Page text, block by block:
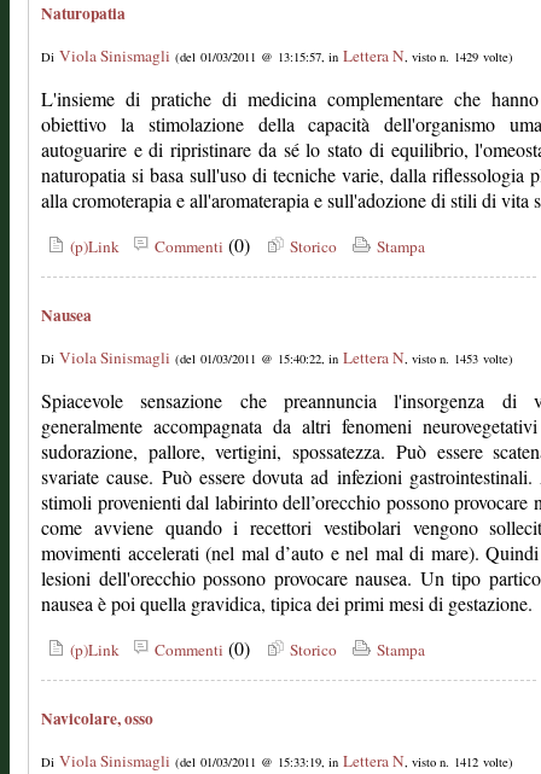
Naturopatia
Di Viola Sinismagli (del 01/03/2011 @ 13:15:57, in Lettera N, visto n. 1429 volte)
L'insieme di pratiche di medicina complementare che
obiettivo la stimolazione della capacità dell'organismo
autoguarire e di ripristinare da sé lo stato di equilibrio,
naturopatia si basa sull'uso di tecniche varie, dalla riflessologia
alla cromoterapia e all'aromaterapia e sull'adozione di stili di vita
(p)Link Commenti (0) Storico Stampa
Nausea
Di Viola Sinismagli (del 01/03/2011 @ 15:40:22, in Lettera N, visto n. 1453 volte)
Spiacevole sensazione che preannuncia l'insorgenza di
generalmente accompagnata da altri fenomeni
sudorazione, pallore, vertigini, spossatezza. Può essere
svariate cause. Può essere dovuta ad infezioni
stimoli provenienti dal labirinto dell’orecchio possono provocare
come avviene quando i recettori vestibolari vengono
movimenti accelerati (nel mal d’auto e nel mal di mare).
lesioni dell'orecchio possono provocare nausea. Un tipo
nausea è poi quella gravidica, tipica dei primi mesi di gestazione.
(p)Link Commenti (0) Storico Stampa
Navicolare, osso
Di Viola Sinismagli (del 01/03/2011 @ 15:33:19, in Lettera N, visto n. 1412 volte)